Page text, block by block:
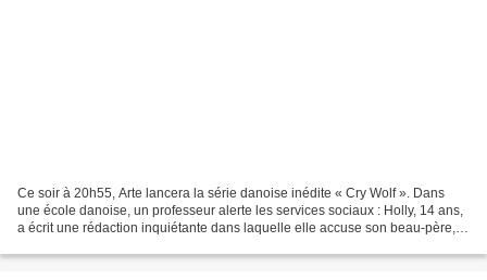
Ce soir à 20h55, Arte lancera la série danoise inédite « Cry Wolf ». Dans
une école danoise, un professeur alerte les services sociaux : Holly, 14 ans,
a écrit une rédaction inquiétante dans laquelle elle accuse son beau-père,